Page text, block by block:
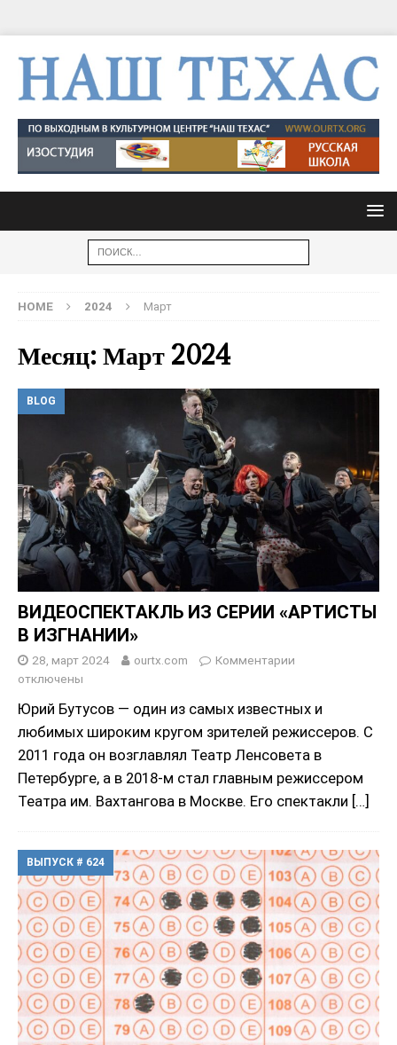
HOME 2024 Март
Месяц: Март 2024
BLOG
ВИДЕОСПЕКТАКЛЬ ИЗ СЕРИИ «АРТИСТЫ
В ИЗГНАНИИ»
28, март 2024 ourtx.com
Комментарии
отключены
Юрий Бутусов — один из самых известных и
любимых широким кругом зрителей режиссеров. С
2011 года он возглавлял Театр Ленсовета в
Петербурге, а в 2018-м стал главным режиссером
Театра им. Вахтангова в Москве. Его спектакли […]
ВЫПУСК # 624